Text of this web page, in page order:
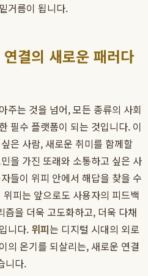
거름이 됩니다.
결의 새로운 패러다
주는 것을 넘어, 모든 종류의 사회
필수 플랫폼이 되는 것입니다. 이
은 사람, 새로운 취미를 함께할
을 가진 또래와 소통하고 싶은 사
들이 위피 안에서 해답을 찾을 수
피는 앞으로도 사용자의 피드백
즘을 더욱 고도화하고, 더욱 다채
니다. 위피는 디지털 시대의 외로
의 온기를 되살리는, 새로운 연결
니다.